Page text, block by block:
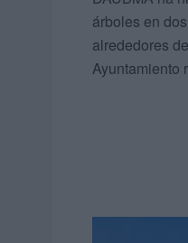
árboles en
alrededores
Ayuntamiento